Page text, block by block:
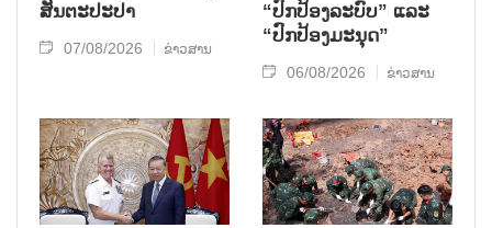
ສັນຕະປະປາ
07/08/2026 ຂ່າວສານ
“ປົກປ້ອງລະບົບ” ແລະ
“ປົກປ້ອງມະນຸດ”
06/08/2026 ຂ່າວສານ